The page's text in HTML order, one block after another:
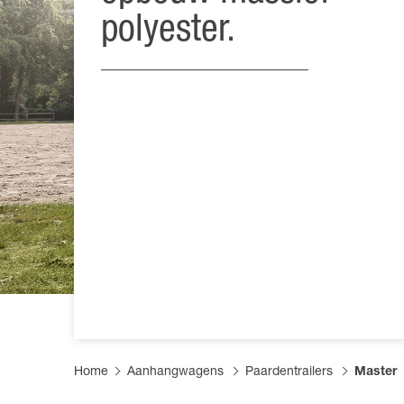
polyester.
Home Aanhangwagens Paardentrailers Master